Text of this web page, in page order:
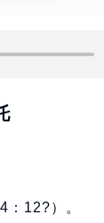
：12?）。